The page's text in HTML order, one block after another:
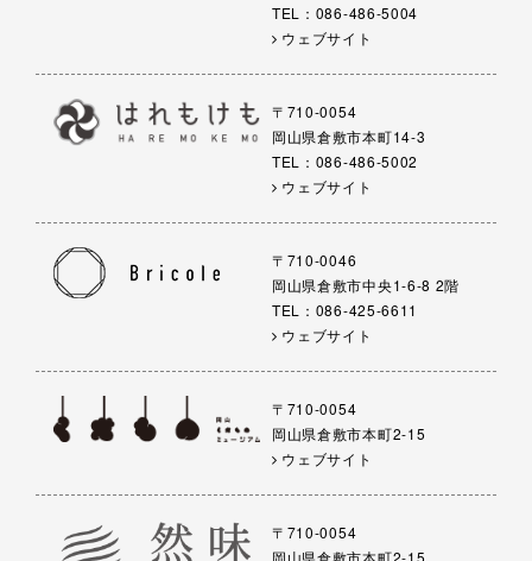
TEL：086-486-5004
ウェブサイト
〒710-0054
岡山県倉敷市本町14-3
TEL：086-486-5002
ウェブサイト
〒710-0046
岡山県倉敷市中央1-6-8 2階
TEL：086-425-6611
ウェブサイト
〒710-0054
岡山県倉敷市本町2-15
ウェブサイト
〒710-0054
岡山県倉敷市本町2-15